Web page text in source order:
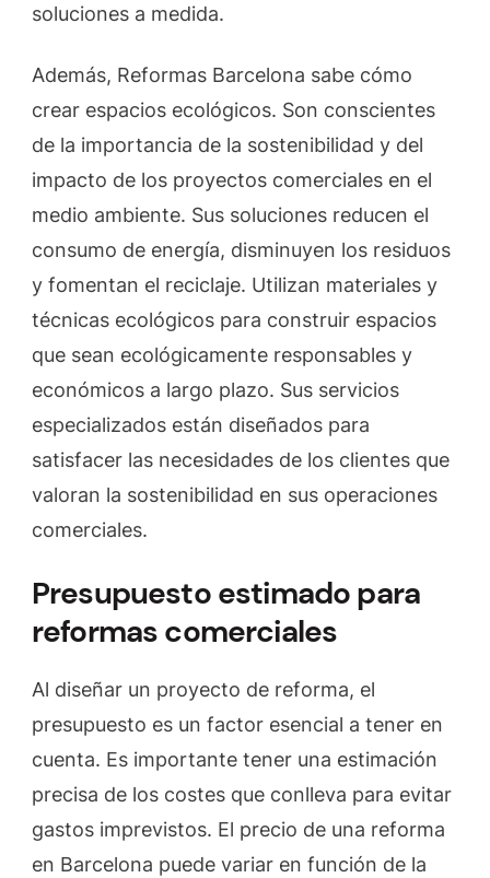
soluciones a medida.
Además, Reformas Barcelona sabe cómo
crear espacios ecológicos. Son conscientes
de la importancia de la sostenibilidad y del
impacto de los proyectos comerciales en el
medio ambiente. Sus soluciones reducen el
consumo de energía, disminuyen los residuos
y fomentan el reciclaje. Utilizan materiales y
técnicas ecológicos para construir espacios
que sean ecológicamente responsables y
económicos a largo plazo. Sus servicios
especializados están diseñados para
satisfacer las necesidades de los clientes que
valoran la sostenibilidad en sus operaciones
comerciales.
Presupuesto estimado para
reformas comerciales
Al diseñar un proyecto de reforma, el
presupuesto es un factor esencial a tener en
cuenta. Es importante tener una estimación
precisa de los costes que conlleva para evitar
gastos imprevistos. El precio de una reforma
en Barcelona puede variar en función de la